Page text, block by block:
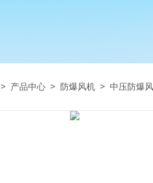
> 产品中心 > 防爆风机 > 中压防爆